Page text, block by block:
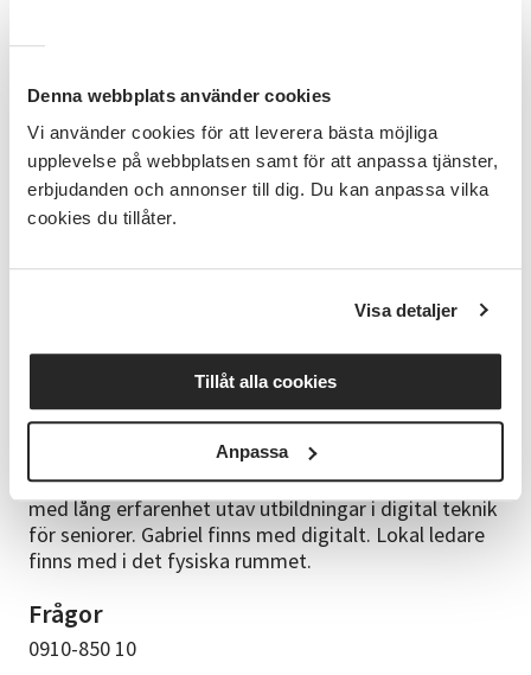
Denna webbplats använder cookies
Vi använder cookies för att leverera bästa möjliga
upplevelse på webbplatsen samt för att anpassa tjänster,
erbjudanden och annonser till dig. Du kan anpassa vilka
cookies du tillåter.
Visa detaljer
Tillåt alla cookies
Anpassa
Förkunskaper
Denna riktar sig till dig som redan har grundläggande
kännedom om AI, motsvarande att t.ex ha testat
använda ChatGPT. Om du inte har det så är du ändå
välkommen, det går att hänga med någorlunda bra
ändå. Det är en fördel om du kan vissa grunder om
Medtag laptop, surfplatta eller mobil (smartphone)
om ni vill vara med på den praktiska övningen.
Kursledare är Gabriel Eliasson, en erfaren pedagog
med lång erfarenhet utav utbildningar i digital teknik
för seniorer. Gabriel finns med digitalt. Lokal ledare
finns med i det fysiska rummet.
Frågor
0910-850 10